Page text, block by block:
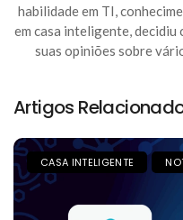
habilidade em TI,
em casa inteligente,
suas opiniões sobre
Artigos
CASA INTELIGENTE